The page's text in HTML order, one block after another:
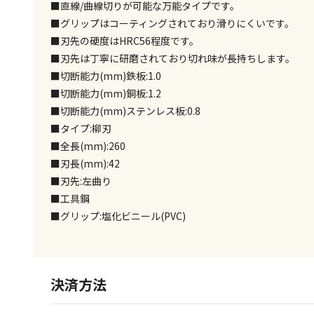
■直線/曲線切りが可能な万能タイプです。
■グリップはコーティングされており滑りにくいです。
■刃先の硬度はHRC56程度です。
■刃先は丁寧に研磨されており切れ味が長持ちします。
■切断能力(mm)鉄板:1.0
■切断能力(mm)銅板:1.2
■切断能力(mm)ステンレス板:0.8
■タイプ:柳刃
■全長(mm):260
■刃長(mm):42
■刃先:左曲り
■工具鋼
■グリップ:塩化ビニール(PVC)
決済方法